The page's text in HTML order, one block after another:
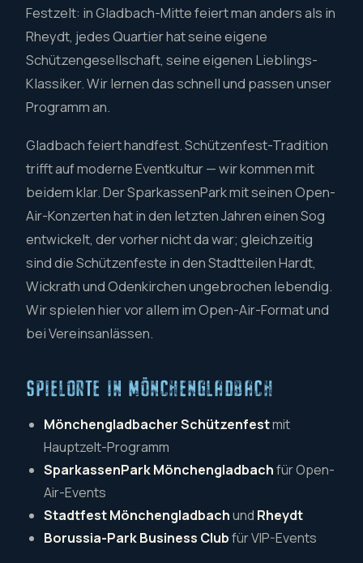
Festzelt: in Gladbach-Mitte feiert man anders als in
Rheydt, jedes Quartier hat seine eigene
Schützengesellschaft, seine eigenen Lieblings-
Klassiker. Wir lernen das schnell und passen unser
Programm an.
Gladbach feiert handfest. Schützenfest-Tradition
trifft auf moderne Eventkultur — wir kommen mit
beidem klar. Der SparkassenPark mit seinen Open-
Air-Konzerten hat in den letzten Jahren einen Sog
entwickelt, der vorher nicht da war; gleichzeitig
sind die Schützenfeste in den Stadtteilen Hardt,
Wickrath und Odenkirchen ungebrochen lebendig.
Wir spielen hier vor allem im Open-Air-Format und
bei Vereinsanlässen.
SPIELORTE IN MÖNCHENGLADBACH
Mönchengladbacher Schützenfestmit
Hauptzelt-Programm
SparkassenPark Mönchengladbachfür Open-
Air-Events
Stadtfest Mönchengladbachund Rheydt
Borussia-Park Business Clubfür VIP-Events